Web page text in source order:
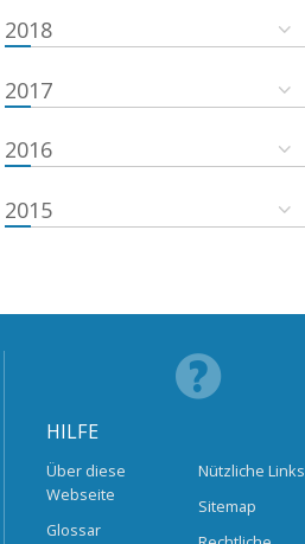
2018
2017
2016
2015
HILFE
Über diese
Webseite
Glossar
Nützliche Links
Sitemap